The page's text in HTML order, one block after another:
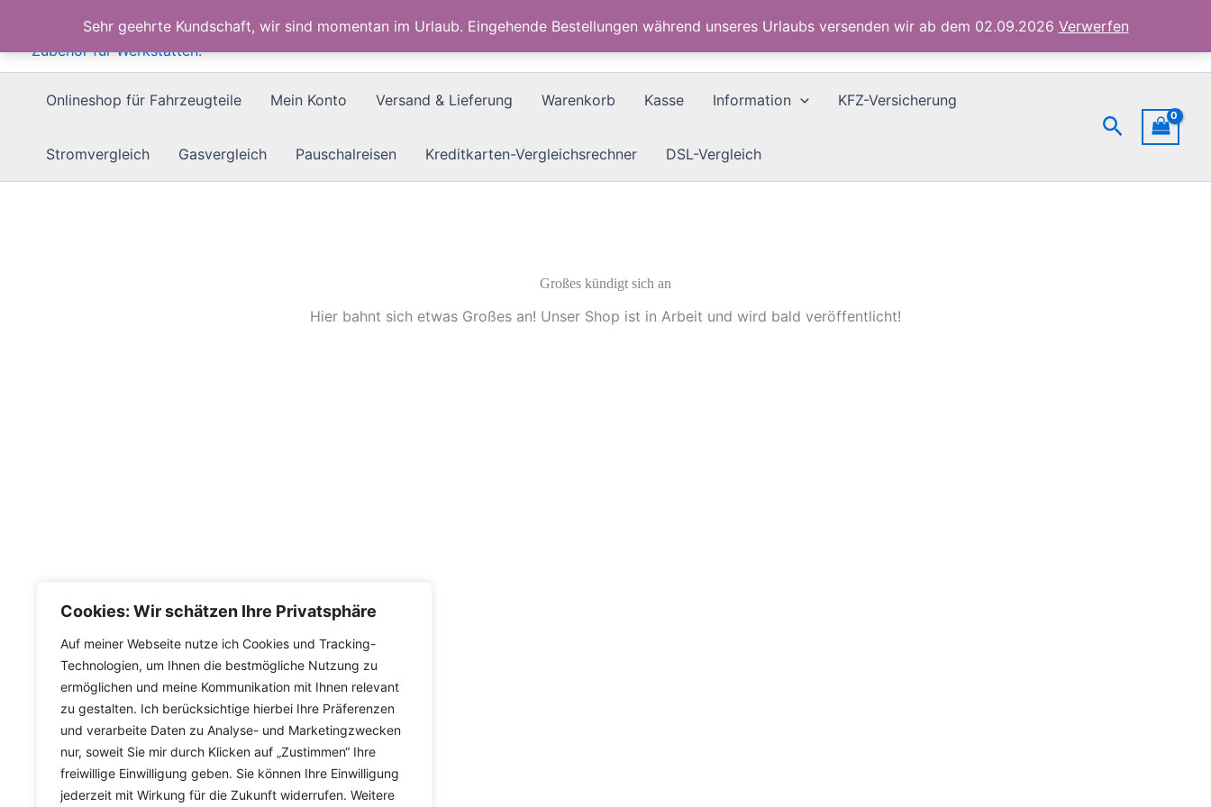
Cookies: Wir schätzen Ihre Privatsphäre
Auf meiner Webseite nutze ich Cookies und Tracking-
Technologien, um Ihnen die bestmögliche Nutzung zu
ermöglichen und meine Kommunikation mit Ihnen relevant
zu gestalten. Ich berücksichtige hierbei Ihre Präferenzen
und verarbeite Daten zu Analyse- und Marketingzwecken
nur, soweit Sie mir durch Klicken auf „Zustimmen“ Ihre
freiwillige Einwilligung geben. Sie können Ihre Einwilligung
jederzeit mit Wirkung für die Zukunft widerrufen. Weitere
Sehr geehrte Kundschaft, wir sind momentan im Urlaub. Eingehende Bestellungen während unseres Urlaubs versenden wir ab dem 02.09.2026 Verwerfen
springen
Onlineshop für Fahrzeugteile Mein Konto Versand & Lieferung Warenkorb Kasse Information KFZ-Versicherung
Stromvergleich Gasvergleich Pauschalreisen Kreditkarten-Vergleichsrechner DSL-Vergleich
Suchen
Großes kündigt sich an
Hier bahnt sich etwas Großes an! Unser Shop ist in Arbeit und wird bald veröffentlicht!